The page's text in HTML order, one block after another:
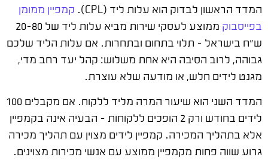
המדד הראשון לבדוק הוא עלות ליד (CPL).
קמפיין ממומן
בפייסבוק
ממוצע לעסקי שירות מביא עלות ליד של 20-80
ש"ח בישראל – תלוי בתחום ובתחרות. אם עלות הליד שלכם
גבוהה, לרוב הסיבה היא אחת משלוש: קהל יעד רחב מדי,
מגנט לידים חלש, או מודעה שלא עוצרת.
המדד השני הוא שיעור המרה מליד ללקוח. אם מקבלים 100
לידים בחודש ורק 2 הופכים ללקוחות – הבעיה אינה בקמפיין
אלא בתהליך המכירה. קמפיין לידים מצוין עם תהליך מכירה
גרוע שווה פחות מקמפיין ממוצע עם אנשי מכירות מצוינים.